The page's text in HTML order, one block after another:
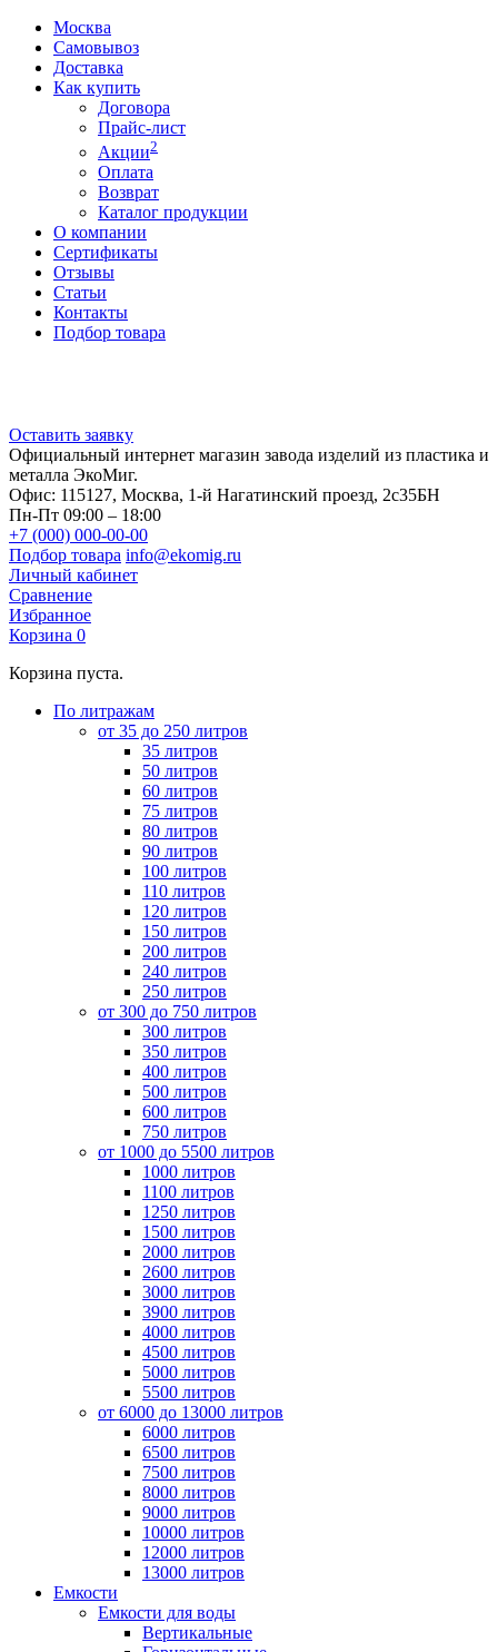
Москва
Самовывоз
Доставка
Как купить
Договора
Прайс-лист
Акции2
Оплата
Возврат
Каталог продукции
О компании
Сертификаты
Отзывы
Статьи
Контакты
Подбор товара
Оставить заявку
Официальный интернет магазин завода изделий из пластика и
металла ЭкоМиг.
Офис: 115127, Москва, 1-й Нагатинский проезд, 2с35БН
Пн-Пт 09:00 – 18:00
+7 (000) 000-00-00
Подбор товара info@ekomig.ru
Личный кабинет
Сравнение
Избранное
Корзина 0
Корзина пуста.
По литражам
от 35 до 250 литров
35 литров
50 литров
60 литров
75 литров
80 литров
90 литров
100 литров
110 литров
120 литров
150 литров
200 литров
240 литров
250 литров
от 300 до 750 литров
300 литров
350 литров
400 литров
500 литров
600 литров
750 литров
от 1000 до 5500 литров
1000 литров
1100 литров
1250 литров
1500 литров
2000 литров
2600 литров
3000 литров
3900 литров
4000 литров
4500 литров
5000 литров
5500 литров
от 6000 до 13000 литров
6000 литров
6500 литров
7500 литров
8000 литров
9000 литров
10000 литров
12000 литров
13000 литров
Емкости
Емкости для воды
Вертикальные